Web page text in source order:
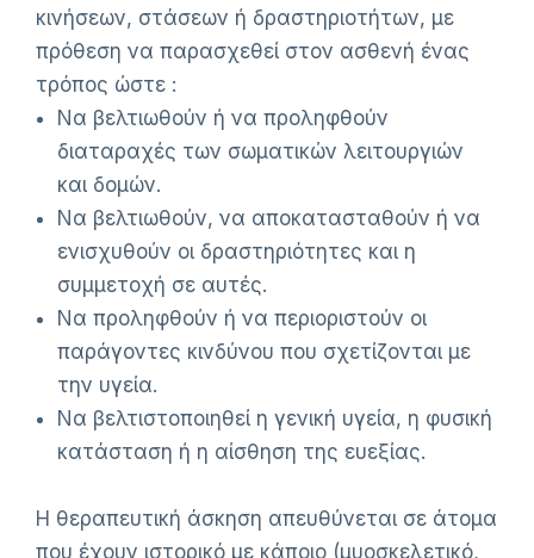
κινήσεων, στάσεων ή δραστηριοτήτων, με
πρόθεση να παρασχεθεί στον ασθενή ένας
τρόπος ώστε :
Να βελτιωθούν ή να προληφθούν
διαταραχές των σωματικών λειτουργιών
και δομών.
Να βελτιωθούν, να αποκατασταθούν ή να
ενισχυθούν οι δραστηριότητες και η
συμμετοχή σε αυτές.
Να προληφθούν ή να περιοριστούν οι
παράγοντες κινδύνου που σχετίζονται με
την υγεία.
Να βελτιστοποιηθεί η γενική υγεία, η φυσική
κατάσταση ή η αίσθηση της ευεξίας.
Η θεραπευτική άσκηση απευθύνεται σε άτομα
που έχουν ιστορικό με κάποιο (μυοσκελετικό,